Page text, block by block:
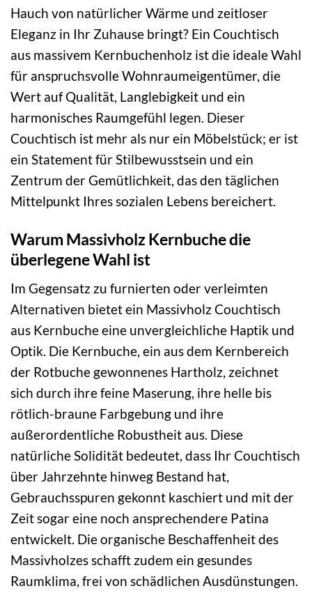
Hauch von natürlicher Wärme und zeitloser
Eleganz in Ihr Zuhause bringt? Ein Couchtisch
aus massivem Kernbuchenholz ist die ideale Wahl
für anspruchsvolle Wohnraumeigentümer, die
Wert auf Qualität, Langlebigkeit und ein
harmonisches Raumgefühl legen. Dieser
Couchtisch ist mehr als nur ein Möbelstück; er ist
ein Statement für Stilbewusstsein und ein
Zentrum der Gemütlichkeit, das den täglichen
Mittelpunkt Ihres sozialen Lebens bereichert.
Warum Massivholz Kernbuche die
überlegene Wahl ist
Im Gegensatz zu furnierten oder verleimten
Alternativen bietet ein Massivholz Couchtisch
aus Kernbuche eine unvergleichliche Haptik und
Optik. Die Kernbuche, ein aus dem Kernbereich
der Rotbuche gewonnenes Hartholz, zeichnet
sich durch ihre feine Maserung, ihre helle bis
rötlich-braune Farbgebung und ihre
außerordentliche Robustheit aus. Diese
natürliche Solidität bedeutet, dass Ihr Couchtisch
über Jahrzehnte hinweg Bestand hat,
Gebrauchsspuren gekonnt kaschiert und mit der
Zeit sogar eine noch ansprechendere Patina
entwickelt. Die organische Beschaffenheit des
Massivholzes schafft zudem ein gesundes
Raumklima, frei von schädlichen Ausdünstungen.